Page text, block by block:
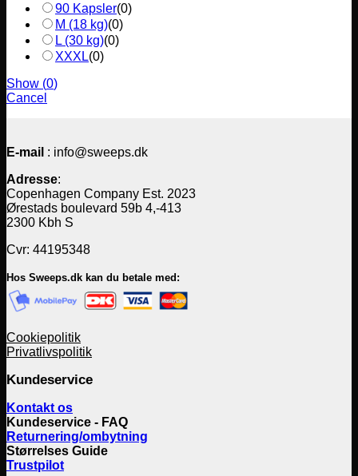
90 Kapsler(0)
M (18 kg)(0)
L (30 kg)(0)
XXXL(0)
Show (0)
Cancel
E-mail : info@sweeps.dk
Adresse:
Copenhagen Company Est. 2023
Ørestads boulevard 59b 4,-413
2300 Kbh S
Cvr: 44195348
Hos Sweeps.dk kan du betale med:
Cookiepolitik
Privatlivspolitik
Kundeservice
Kontakt os
Kundeservice - FAQ
Returnering/ombytning
Størrelses Guide
Trustpilot